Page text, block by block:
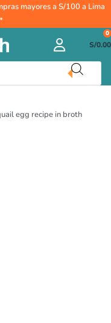
mayores a S/100 a Lima
S/0.00
0
egg recipe in broth